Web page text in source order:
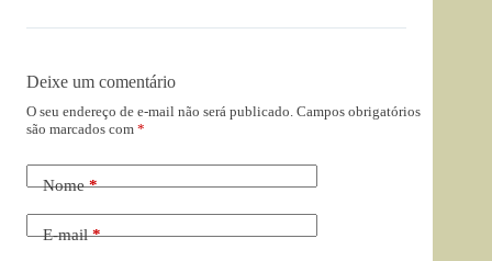
Deixe um comentário
O seu endereço de e-mail não será publicado. Campos obrigatórios
são marcados com *
Nome*
E-mail*